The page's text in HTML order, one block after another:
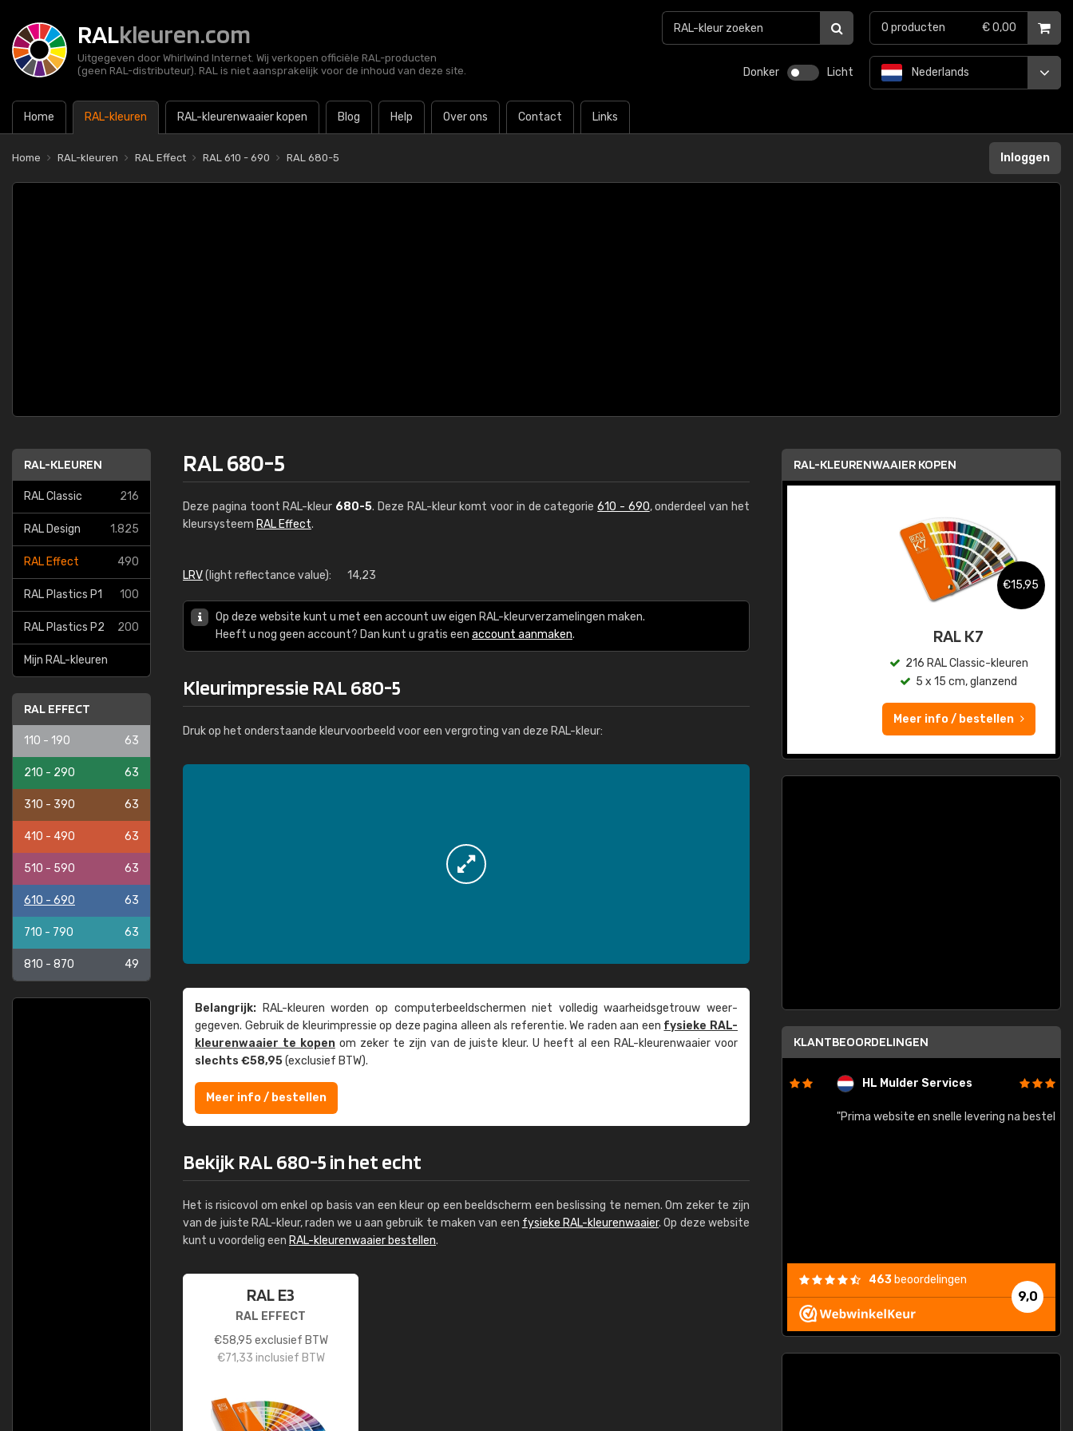
RALkleuren.com
Uitgegeven door Whirlwind Internet. Wij verkopen officiële RAL-producten
(geen RAL-distributeur). RAL is niet aansprakelijk voor de inhoud van deze site.
Donker Licht
Home RAL-kleuren RAL-kleurenwaaier kopen Blog Help Over ons Contact Links
Nederlands
0 producten € 0,00
Home RAL-kleuren RAL Effect RAL 610 - 690 RAL 680-5 Inloggen
RAL-KLEUREN
RAL Classic 216
RAL Design 1.825
RAL Effect 490
RAL Plastics P1 100
RAL Plastics P2 200
Mijn RAL-kleuren
RAL EFFECT
110 - 190 63
210 - 290 63
310 - 390 63
410 - 490 63
510 - 590 63
610 - 690 63
710 - 790 63
810 - 870 49
RAL 680-5
Deze pagina toont RAL-kleur 680-5. Deze RAL-kleur komt voor in de categorie610 - 690, onderdeel van het
kleursysteem RAL Effect.
LRV(light reflectance value): 14,23
Op deze website kunt u met een account uw eigen RAL-kleurverzamelingen maken.
Heeft u nog geen account? Dan kunt u gratis een account aanmaken.
Kleurimpressie RAL 680-5
Druk op het onderstaande kleurvoorbeeld voor een vergroting van deze RAL-kleur:
Belangrijk: RAL-kleuren worden op computer­beeld­schermen niet volledig waarheids­­getrouw weer­
gegeven. Gebruik de kleur­impressie op deze pagina alleen als referentie. We raden aan een fysieke RAL-
kleuren­waaier te kopenom zeker te zijn van de juiste kleur. U heeft al een RAL-kleuren­waaier voor
slechts €58,95(exclusief BTW).
Meer info / bestellen
Bekijk RAL 680-5 in het echt
Het is risicovol om enkel op basis van een kleur op een beeldscherm een beslissing te nemen. Om zeker te zijn
van de juiste RAL-kleur, raden we u aan gebruik te maken van een fysieke RAL-kleurenwaaier. Op deze website
kunt u voordelig een RAL-kleurenwaaier bestellen.
RAL E3
RAL EFFECT
€58,95 exclusief BTW
€71,33 inclusief BTW
RAL-KLEURENWAAIER KOPEN
RAL K7 op waterbasis
€15,95
RAL K7
216 RAL Classic-kleuren
5 x 15 cm, glanzend
Meer info / bestellen
KLANTBEOORDELINGEN
HL Mulder Services
"Prima website en snelle levering na bestelling"
9,0
463 beoordelingen